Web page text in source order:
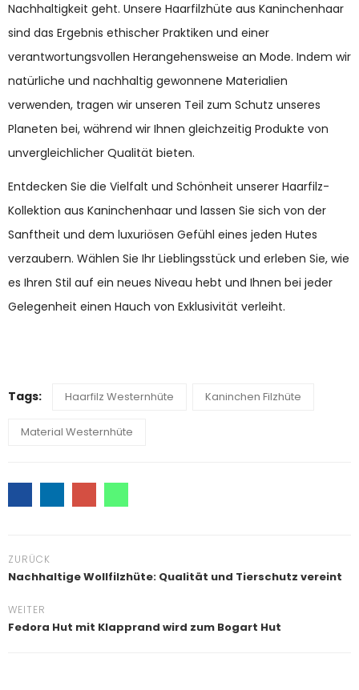
Nachhaltigkeit geht. Unsere Haarfilzhüte aus Kaninchenhaar
sind das Ergebnis ethischer Praktiken und einer
verantwortungsvollen Herangehensweise an Mode. Indem wir
natürliche und nachhaltig gewonnene Materialien
verwenden, tragen wir unseren Teil zum Schutz unseres
Planeten bei, während wir Ihnen gleichzeitig Produkte von
unvergleichlicher Qualität bieten.
Entdecken Sie die Vielfalt und Schönheit unserer Haarfilz-
Kollektion aus Kaninchenhaar und lassen Sie sich von der
Sanftheit und dem luxuriösen Gefühl eines jeden Hutes
verzaubern. Wählen Sie Ihr Lieblingsstück und erleben Sie, wie
es Ihren Stil auf ein neues Niveau hebt und Ihnen bei jeder
Gelegenheit einen Hauch von Exklusivität verleiht.
Tags: Haarfilz Westernhüte Kaninchen Filzhüte
Material Westernhüte
ZURÜCK
Nachhaltige Wollfilzhüte: Qualität und Tierschutz vereint
WEITER
Fedora Hut mit Klapprand wird zum Bogart Hut